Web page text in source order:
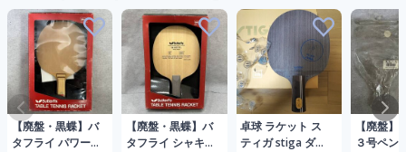
【廃盤・黒蝶】バ
タフライ パワー
【廃盤・黒蝶】バ
タフライ シャキ
卓球 ラケット ス
ティガ stiga ダイ
【廃盤】
３号ペン